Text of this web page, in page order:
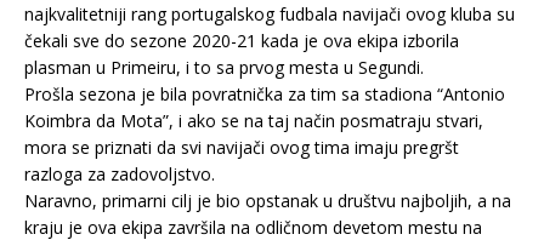
najkvalitetniji rang portugalskog fudbala navijači ovog kluba su
čekali sve do sezone 2020-21 kada je ova ekipa izborila
plasman u Primeiru, i to sa prvog mesta u Segundi.
Prošla sezona je bila povratnička za tim sa stadiona “Antonio
Koimbra da Mota”, i ako se na taj način posmatraju stvari,
mora se priznati da svi navijači ovog tima imaju pregršt
razloga za zadovoljstvo.
Naravno, primarni cilj je bio opstanak u društvu najboljih, a na
kraju je ova ekipa završila na odličnom devetom mestu na